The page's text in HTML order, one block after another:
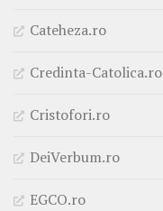
Cateheza.ro
Credinta-Catolica.ro
Cristofori.ro
DeiVerbum.ro
EGCO.ro